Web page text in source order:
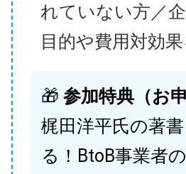
れていない方／
目的や費用対効
🎁 参加特典（お
梶田洋平氏の著
る！BtoB事業者